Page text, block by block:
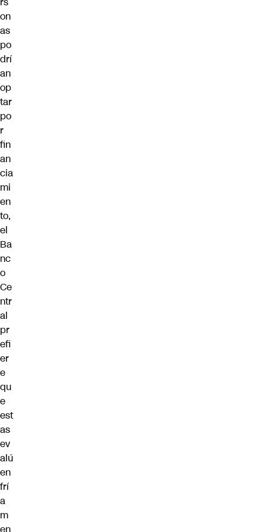
on
as
po
drí
an
op
tar
po
r
fin
an
cia
mi
en
to,
el
Ba
nc
o
Ce
ntr
al
pr
efi
er
e
qu
e
est
as
ev
alú
en
frí
a
m
en